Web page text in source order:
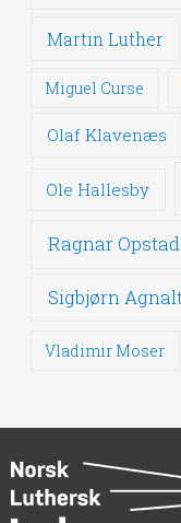
Martin Luther
Miguel Curse
Olaf Klavenæs
Ole Hallesby
Ragnar Opstad
Sigbjørn
Vladimir Moser